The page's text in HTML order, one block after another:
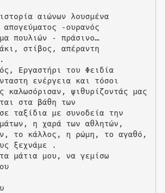
αιώνων λουσμένα
-ουρανός
πουλιών - πράσινο…
στίβος, απέραντη
Εργαστήρι του Φειδία
ενέργεια και τόσοι
καλωσόρισαν, ψιθυρίζοντάς μας
στα βάθη των
ταξίδια με συνοδεία την
η χαρά των αθλητών,
το κάλλος, η ρώμη, το αγαθό,
ξεχνάμε .
μάτια μου, να γεμίσω